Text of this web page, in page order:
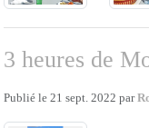
3 heures de
Publié le 21 sept. 2022 par